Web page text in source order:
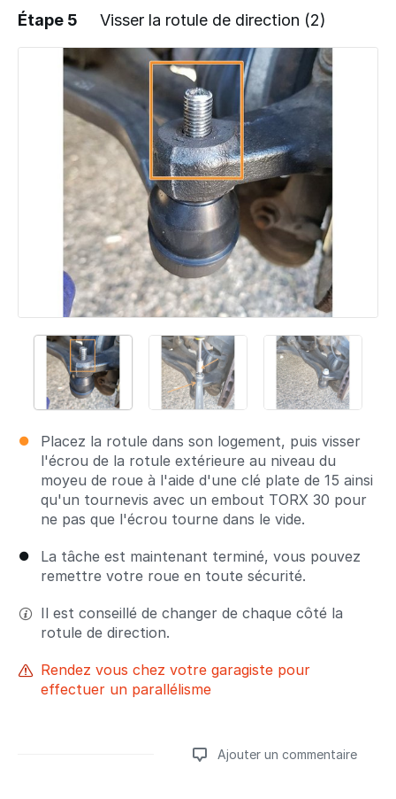
Ajouter un commentaire
Étape 5 Visser la rotule de direction (2)
Placez la rotule dans son logement, puis visser
l'écrou de la rotule extérieure au niveau du
moyeu de roue à l'aide d'une clé plate de 15 ainsi
qu'un tournevis avec un embout TORX 30 pour
ne pas que l'écrou tourne dans le vide.
La tâche est maintenant terminé, vous pouvez
remettre votre roue en toute sécurité.
Il est conseillé de changer de chaque côté la
rotule de direction.
Rendez vous chez votre garagiste pour
effectuer un parallélisme
Ajouter un commentaire